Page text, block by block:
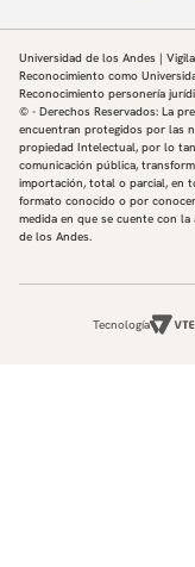
Universidad de los Andes |
Reconocimiento como
Reconocimiento personería
© - Derechos Reservados: La
encuentran protegidos por las
propiedad Intelectual, por lo
comunicación pública,
importación, total o parcial, en
formato conocido o por
medida en que se cuente con
de los Andes.
Tecnología